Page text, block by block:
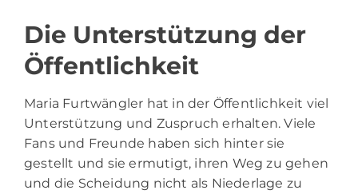
Die Unterstützung der
Öffentlichkeit
Maria Furtwängler hat in der Öffentlichkeit viel
Unterstützung und Zuspruch erhalten. Viele
Fans und Freunde haben sich hinter sie
gestellt und sie ermutigt, ihren Weg zu gehen
und die Scheidung nicht als Niederlage zu